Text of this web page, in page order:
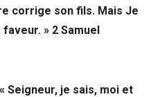
corrige son fils. Mais Je
faveur. » 2 Samuel
« Seigneur, je sais, moi et